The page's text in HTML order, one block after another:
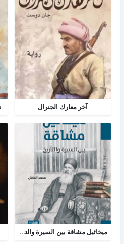
آخر معارك الجنرال
ميخائيل مشاقة بين السيرة والتاريخ